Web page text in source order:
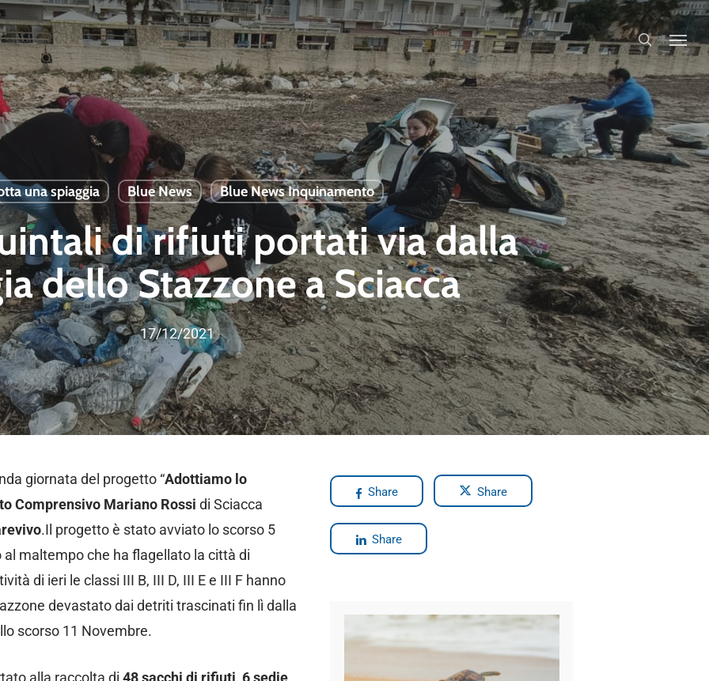
search
una spiaggia Blue News Blue News Inquinamento
di rifiuti portati via dalla
dello Stazzone a Sciacca
17/12/2021
giornata del progetto “Adottiamo lo
Comprensivo Mariano Rossi di Sciacca
.Il progetto è stato avviato lo scorso 5
maltempo che ha flagellato la città di
di ieri le classi III B, III D, III E e III F hanno
devastato dai detriti trascinati fin lì dalla
scorso 11 Novembre.
alla raccolta di 48 sacchi di rifiuti, 6 sedie,
Share Share
Share